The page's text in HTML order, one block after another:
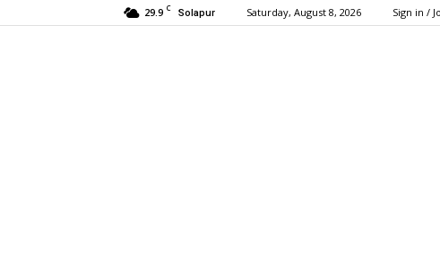
29.9 C Solapur Saturday, August 8, 2026 Sign in /